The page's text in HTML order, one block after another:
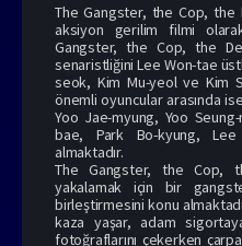
The Gangster, the Cop, the
aksiyon gerilim filmi olarak
Gangster, the Cop, the
senaristliğini Lee Won-tae
seok, Kim Mu-yeol ve Kim
önemli oyuncular arasında
Yoo Jae-myung, Yoo
bae, Park Bo-kyung,
almaktadır.
The Gangster, the Cop,
yakalamak için bir
birleştirmesini konu
kaza yaşar, adam
fotoğraflarını çekerken